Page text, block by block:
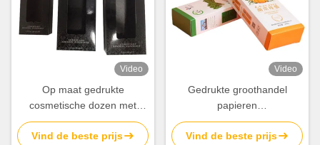
Video
Op maat gedrukte
cosmetische dozen met
venster. Luxe papieren
verpakkingen met warm folie
Vind de beste prijs
Video
Gedrukte groothandel
papieren
voedselverpakkingsdoos
Kartonnen voedseldozen
Vind de beste prijs